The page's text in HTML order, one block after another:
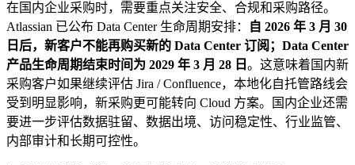
在国内企业采购时，需要重点关注安全、合规和采购路径。
Atlassian 已公布 Data Center 生命周期安排：
自 2026 年 3 月 30
日后，新客户不能再购买新的 Data Center 订阅；Data Center
产品生命周期结束时间为 2029 年 3 月 28 日 。这意味着国内新
采购客户如果继续评估 Jira / Confluence，本地化自托管路线会
受到明显影响，新采购更可能转向 Cloud 方案。国内企业还需
要进一步评估数据驻留、数据出境、访问稳定性、行业监管、
内部审计和长期可控性。